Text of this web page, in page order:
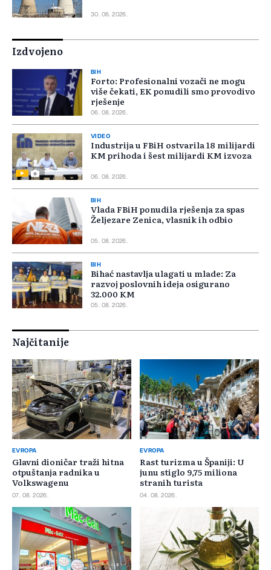
30. 06. 2026.
Izdvojeno
BIH
Forto: Profesionalni vozači ne mogu
više čekati, EK ponudili smo provodivo
rješenje
06. 08. 2026.
VIDEO
Industrija u FBiH ostvarila 18 milijardi
KM prihoda i šest milijardi KM izvoza
06. 08. 2026.
BIH
Vlada FBiH ponudila rješenja za spas
Željezare Zenica, vlasnik ih odbio
05. 08. 2026.
BIH
Bihać nastavlja ulagati u mlade: Za
razvoj poslovnih ideja osigurano
32.000 KM
05. 08. 2026.
Najčitanije
EVROPA
Glavni dioničar traži hitna
otpuštanja radnika u
Volkswagenu
07. 08. 2026.
EVROPA
Rast turizma u Španiji: U
junu stiglo 9,75 miliona
stranih turista
04. 08. 2026.